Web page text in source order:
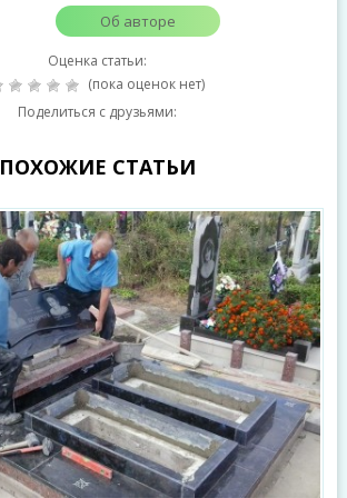
Об авторе
Оценка статьи:
(пока оценок нет)
Поделиться с друзьями:
ПОХОЖИЕ СТАТЬИ